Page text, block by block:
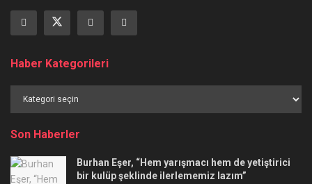
Haber Kategorileri
Kategorileri
Son Haberler
Burhan Eşer, “Hem yarışmacı hem de yetiştirici
bir kulüp şeklinde ilerlememiz lazım”